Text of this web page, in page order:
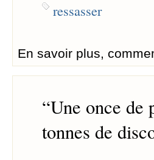
ressasser
En savoir plus,
“Une once de
tonnes de